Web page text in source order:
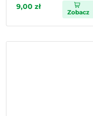
9,00 zł
Zobacz